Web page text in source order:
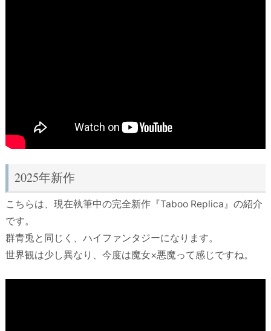
2025年新作
こちらは、現在執筆中の完全新作『Taboo Replica』の紹介
です。
群青兎と同じく、ハイファンタジーになります。
世界観は少し異なり、今度は魔女×悪魔って感じですね。